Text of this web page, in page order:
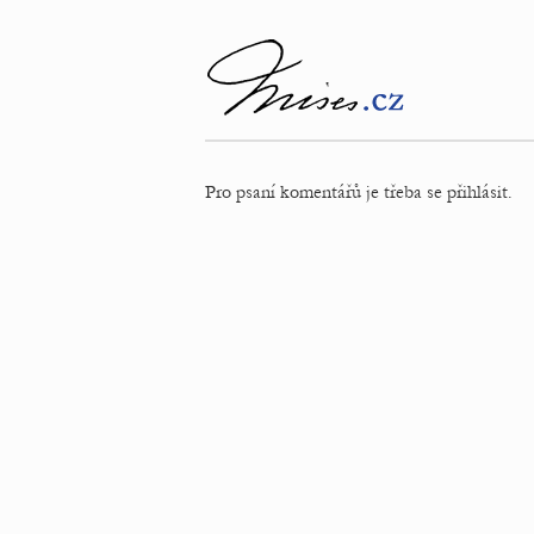
Pro psaní komentářů je třeba se přihlásit.